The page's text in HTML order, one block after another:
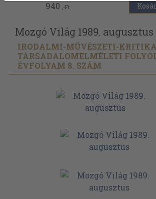
940 ,-Ft
Mozgó Világ 1989. augusztus
IRODALMI-MŰVÉSZETI-
TÁRSADALOMELMÉLETI
ÉVFOLYAM 8. SZÁM